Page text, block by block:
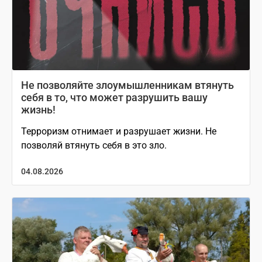
Не позволяйте злоумышленникам втянуть
себя в то, что может разрушить вашу
жизнь!
Терроризм отнимает и разрушает жизни. Не
позволяй втянуть себя в это зло.
04.08.2026